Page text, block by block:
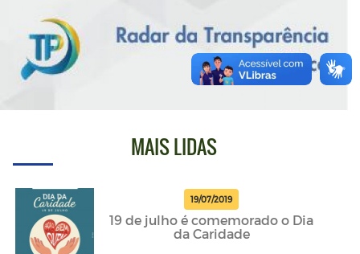
MAIS LIDAS
19/07/2019
19 de julho é comemorado o Dia
da Caridade